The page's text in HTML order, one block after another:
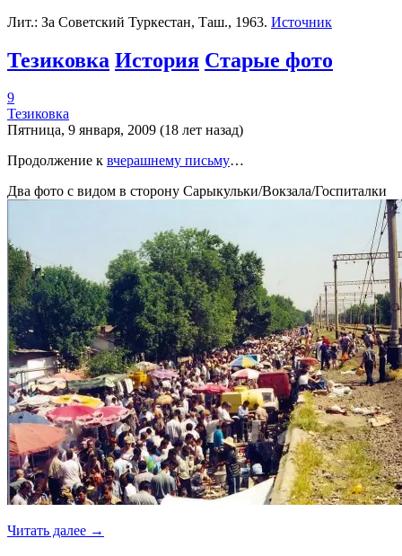
Лит.: За Советский Туркестан, Таш., 1963. Источник
Тезиковка История Старые фото
9
Тезиковка
Пятница, 9 января, 2009 (18 лет назад)
Продолжение к вчерашнему письму…
Два фото с видом в сторону Сарыкульки/Вокзала/Госпиталки
Читать далее →